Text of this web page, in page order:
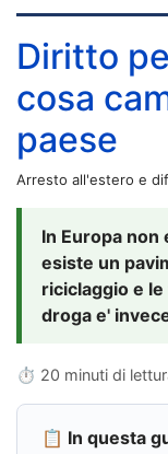
Diritto
cosa
paese
Arresto all'estero e
In Europa
esiste un
riciclaggio e
droga e'
⏱ 20 minuti di
📋 In questa